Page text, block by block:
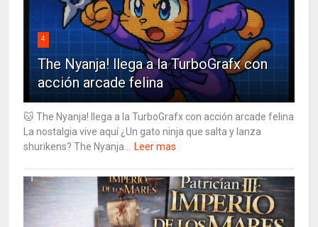
4
The Nyanja! llega a la TurboGrafx con
acción arcade felina
🐱 The Nyanja! llega a la TurboGrafx con acción arcade felina
La nostalgia vive aquí ¿Un gato ninja que salta y lanza
shurikens? The Nyanja...
Leer mas